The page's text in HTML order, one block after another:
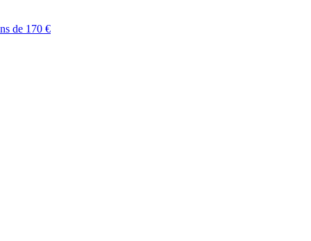
de 170 €